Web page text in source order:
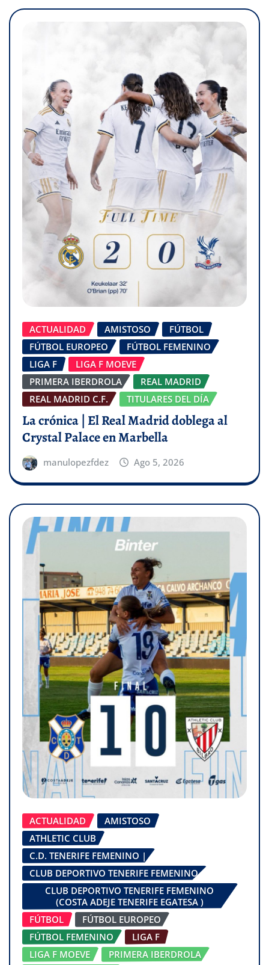
ACTUALIDAD AMISTOSO
FÚTBOL
FÚTBOL EUROPEO
FÚTBOL FEMENINO
LIGA F
LIGA F MOEVE
PRIMERA IBERDROLA
REAL MADRID
REAL MADRID C.F.
TITULARES DEL DÍA
La crónica | El Real Madrid doblega al
Crystal Palace en Marbella
manulopezfdez Ago 5, 2026
ACTUALIDAD
AMISTOSO
ATHLETIC CLUB
C.D. TENERIFE FEMENINO |
CLUB DEPORTIVO TENERIFE FEMENINO
CLUB DEPORTIVO TENERIFE FEMENINO
(COSTA ADEJE TENERIFE EGATESA )
FÚTBOL
FÚTBOL EUROPEO
FÚTBOL FEMENINO
LIGA F
LIGA F MOEVE
PRIMERA IBERDROLA